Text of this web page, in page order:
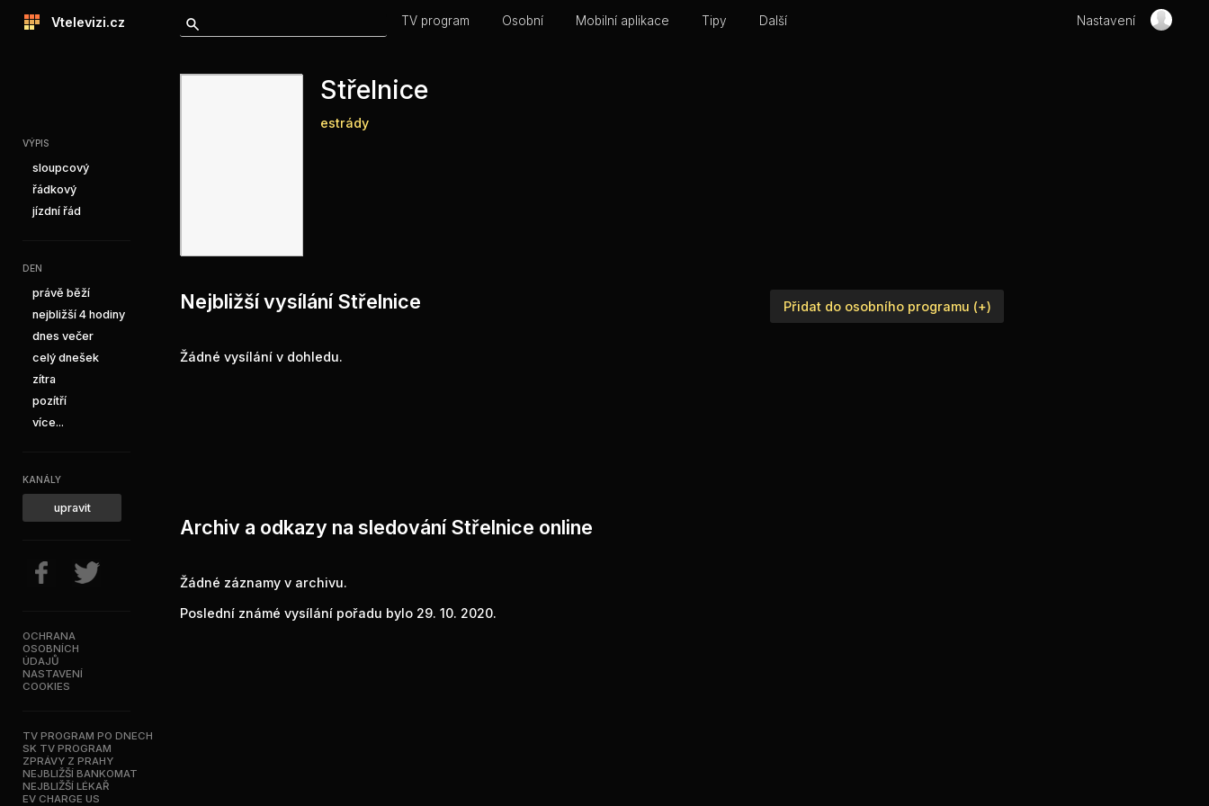
Vtelevizi.cz TV program Osobní Mobilní aplikace Tipy Další Nastavení
VÝPIS
sloupcový
řádkový
jízdní řád
DEN
právě běží
nejbližší 4 hodiny
dnes večer
celý dnešek
zítra
pozítří
více...
KANÁLY
upravit
OCHRANA
OSOBNÍCH
ÚDAJŮ
NASTAVENÍ
COOKIES
TV PROGRAM PO DNECH
SK TV PROGRAM
ZPRÁVY Z PRAHY
NEJBLIŽŠÍ BANKOMAT
NEJBLIŽŠÍ LÉKAŘ
EV CHARGE US
Střelnice
estrády
Nejbližší vysílání Střelnice
Žádné vysílání v dohledu.
Archiv a odkazy na sledování Střelnice online
Žádné záznamy v archivu.
Poslední známé vysílání pořadu bylo 29. 10. 2020.
Přidat do osobního programu (+)